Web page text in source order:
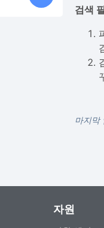
검색
마지막
자원